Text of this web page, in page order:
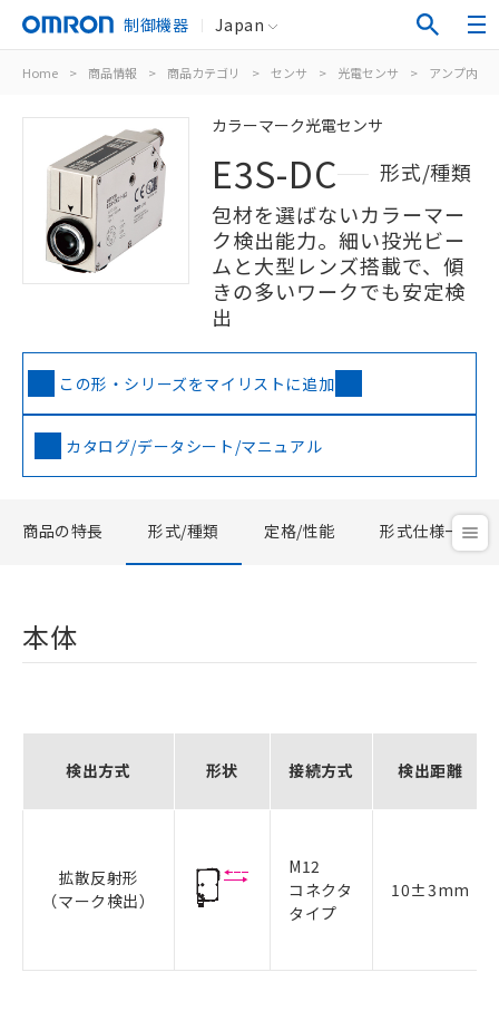
制御機器 Japan
Home > 商品情報 > 商品カテゴリ > センサ > 光電センサ > アンプ内蔵
カラーマーク光電センサ
E3S-DC
形式/種類
包材を選ばないカラーマー
ク検出能力。細い投光ビー
ムと大型レンズ搭載で、傾
きの多いワークでも安定検
出
この形・シリーズをマイリストに追加
カタログ/データシート/マニュアル
商品の特長 形式/種類 定格/性能 形式仕様一覧
本体
検出方式 形状 接続方式 検出距離
拡散反射形
（マーク検出）
M12
コネクタ
タイプ
10±3mm